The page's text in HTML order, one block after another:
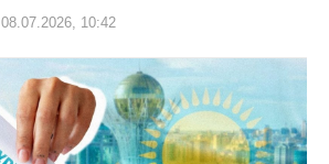
08.07.2026, 10:42